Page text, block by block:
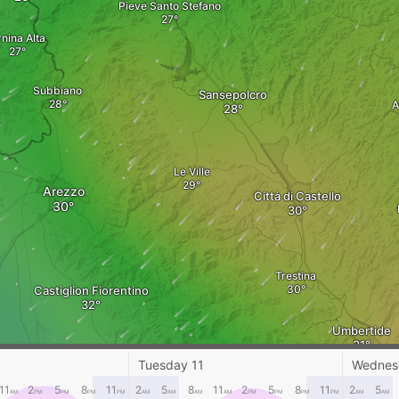
Alta
Arezzo
Castiglion Fiorentino
Subbiano
Pieve Santo Stefano
Città di Castello
Trestina
Sansepolcro
Le Ville
Cortona
Umbertide
Tuesday 11
11 AM 2PM 5PM 8PM 11 PM 2AM 5AM 8AM 11 AM 2PM 5PM 8PM 11 PM 2AM 5AM